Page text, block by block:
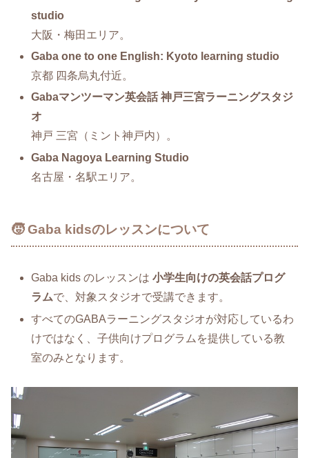
studio
大阪・梅田エリア。
Gaba one to one English: Kyoto learning studio
京都 四条烏丸付近。
Gabaマンツーマン英会話 神戸三宮ラーニングスタジ
オ
神戸 三宮（ミント神戸内）。
Gaba Nagoya Learning Studio
名古屋・名駅エリア。
🧒 Gaba kidsのレッスンについて
Gaba kids のレッスンは小学生向けの英会話プログ
ラムで、対象スタジオで受講できます。
すべてのGABAラーニングスタジオが対応しているわ
けではなく、子供向けプログラムを提供している教
室のみとなります。